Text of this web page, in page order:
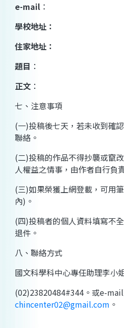
e-mail ：
學校地址：
住家地址：
題目 ：
正文 ：
七、注意事項
(一)投稿後七天，若未收到確
聯絡。
(二)投稿的作品不得抄襲或竄
人權益之情事，由作者自行負
(三)如果榮獲上網登載，可用
內) 。
(四)投稿者的個人資料填寫不
退件。
八、聯絡方式
國文科學科中心專任助理李小
(02)23820484#344 。或e-mail
chincenter02@gmail.com 。